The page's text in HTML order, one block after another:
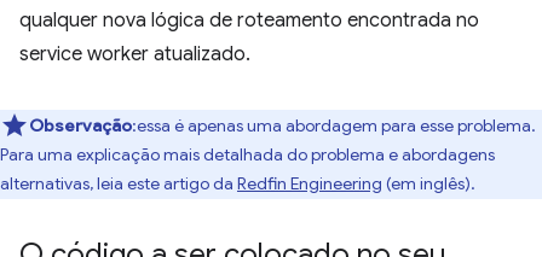
qualquer nova lógica de roteamento encontrada no
service worker atualizado.
Observação:essa é apenas uma abordagem para esse problema.
Para uma explicação mais detalhada do problema e abordagens
alternativas, leia este artigo da Redfin Engineering (em inglês).